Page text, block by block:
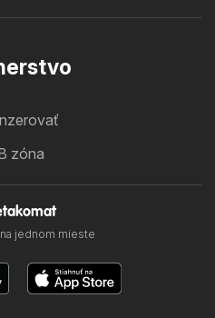
zóna
jednom mieste